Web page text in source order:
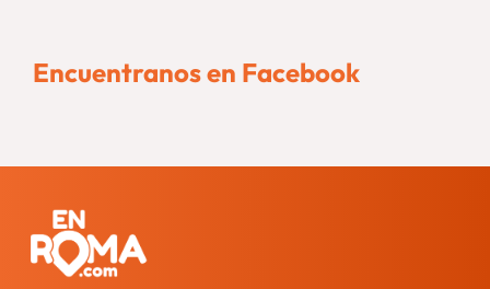
Encuentranos en Facebook